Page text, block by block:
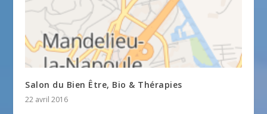
Salon du Bien Être, Bio & Thérapies
22 avril 2016